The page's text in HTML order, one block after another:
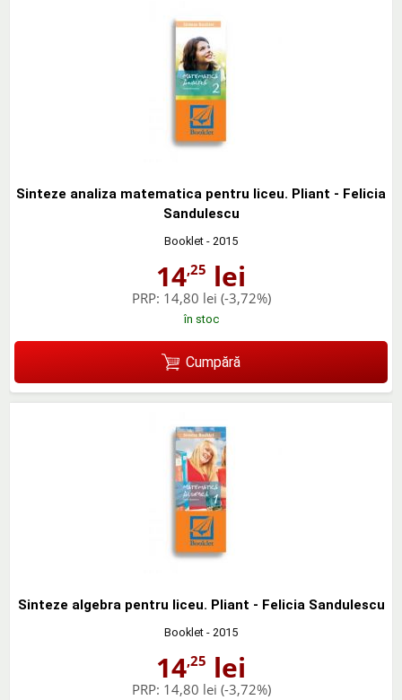
Sinteze analiza matematica pentru liceu. Pliant - Felicia
Sandulescu
Booklet - 2015
14,25 lei
PRP: 14,80 lei (-3,72%)
în stoc
Cumpără
Sinteze algebra pentru liceu. Pliant - Felicia Sandulescu
Booklet - 2015
14,25 lei
PRP: 14,80 lei (-3,72%)